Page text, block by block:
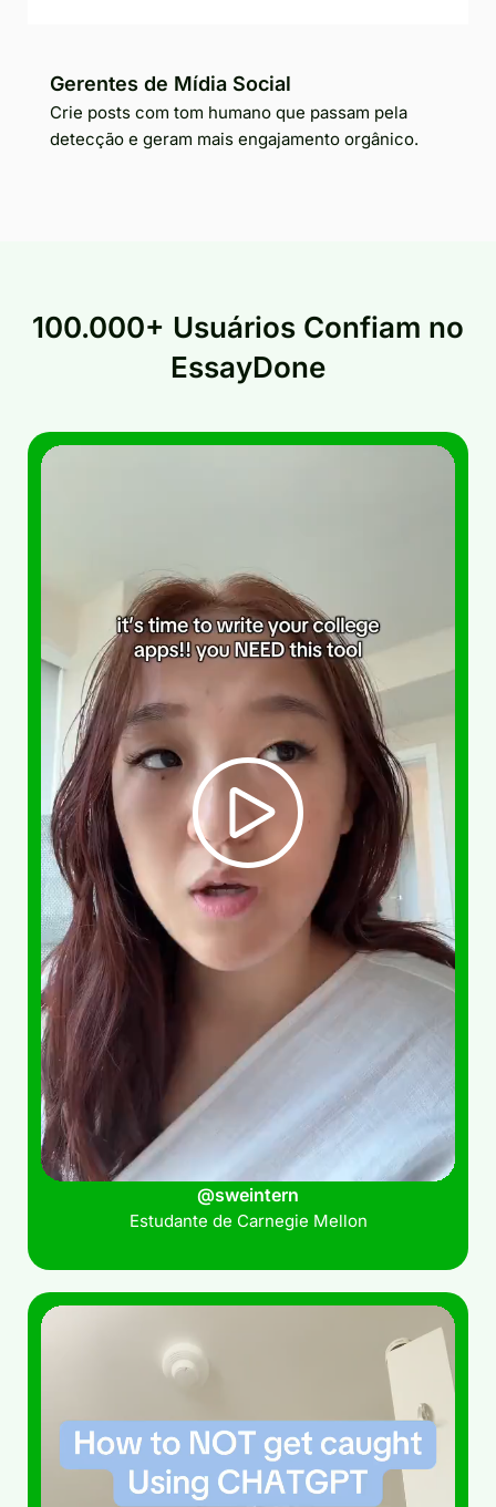
Gerentes de Mídia Social
Crie posts com tom humano que passam pela
detecção e geram mais engajamento orgânico.
100.000+ Usuários Confiam no
EssayDone
@sweintern
Estudante de Carnegie Mellon